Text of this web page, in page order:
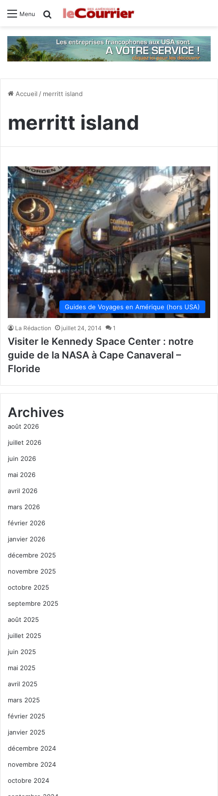
Menu Rechercher
Accueil / merritt island
merritt island
Guides de Voyages en Amérique (hors USA)
La Rédaction juillet 24, 2014 1
Visiter le Kennedy Space Center : notre
guide de la NASA à Cape Canaveral –
Floride
Archives
août 2026
juillet 2026
juin 2026
mai 2026
avril 2026
mars 2026
février 2026
janvier 2026
décembre 2025
novembre 2025
octobre 2025
septembre 2025
août 2025
juillet 2025
juin 2025
mai 2025
avril 2025
mars 2025
février 2025
janvier 2025
décembre 2024
novembre 2024
octobre 2024